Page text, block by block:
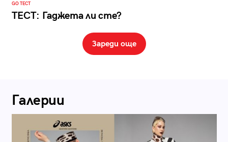
GO ТЕСТ
ТЕСТ: Гаджета ли сте?
Зареди още
Галерии